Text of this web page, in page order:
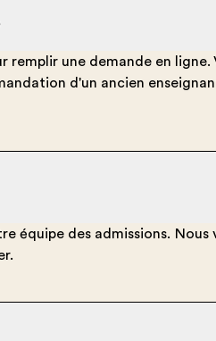
une demande en
d'un ancien
équipe des admissions.